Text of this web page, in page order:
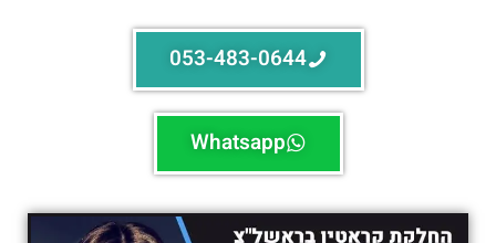
053-483-0644
Whatsapp